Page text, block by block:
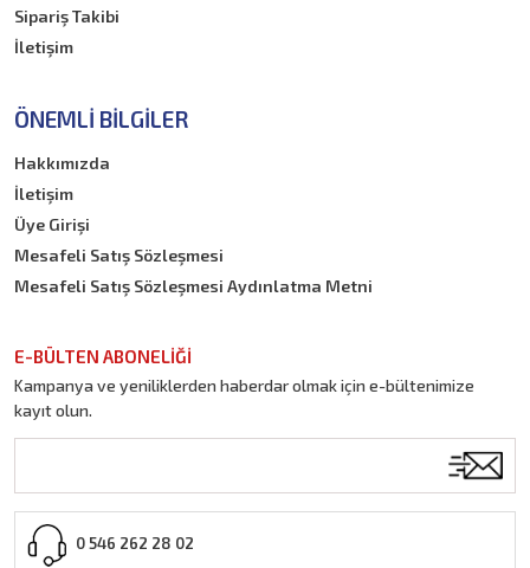
Hamur ve Killer
Boyalar
Kitap
Sipariş Takibi
İletişim
ÖNEMLI BILGILER
Hakkımızda
İletişim
Üye Girişi
Mesafeli Satış Sözleşmesi
Mesafeli Satış Sözleşmesi Aydınlatma Metni
E-BÜLTEN ABONELİĞİ
Kampanya ve yeniliklerden haberdar olmak için e-bültenimize
kayıt olun.
0 546 262 28 02